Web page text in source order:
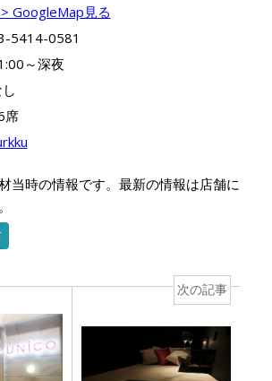
GoogleMap見る
5414-0581
～深夜
席
当時の情報です。最新の情報は店舗に
次の記事